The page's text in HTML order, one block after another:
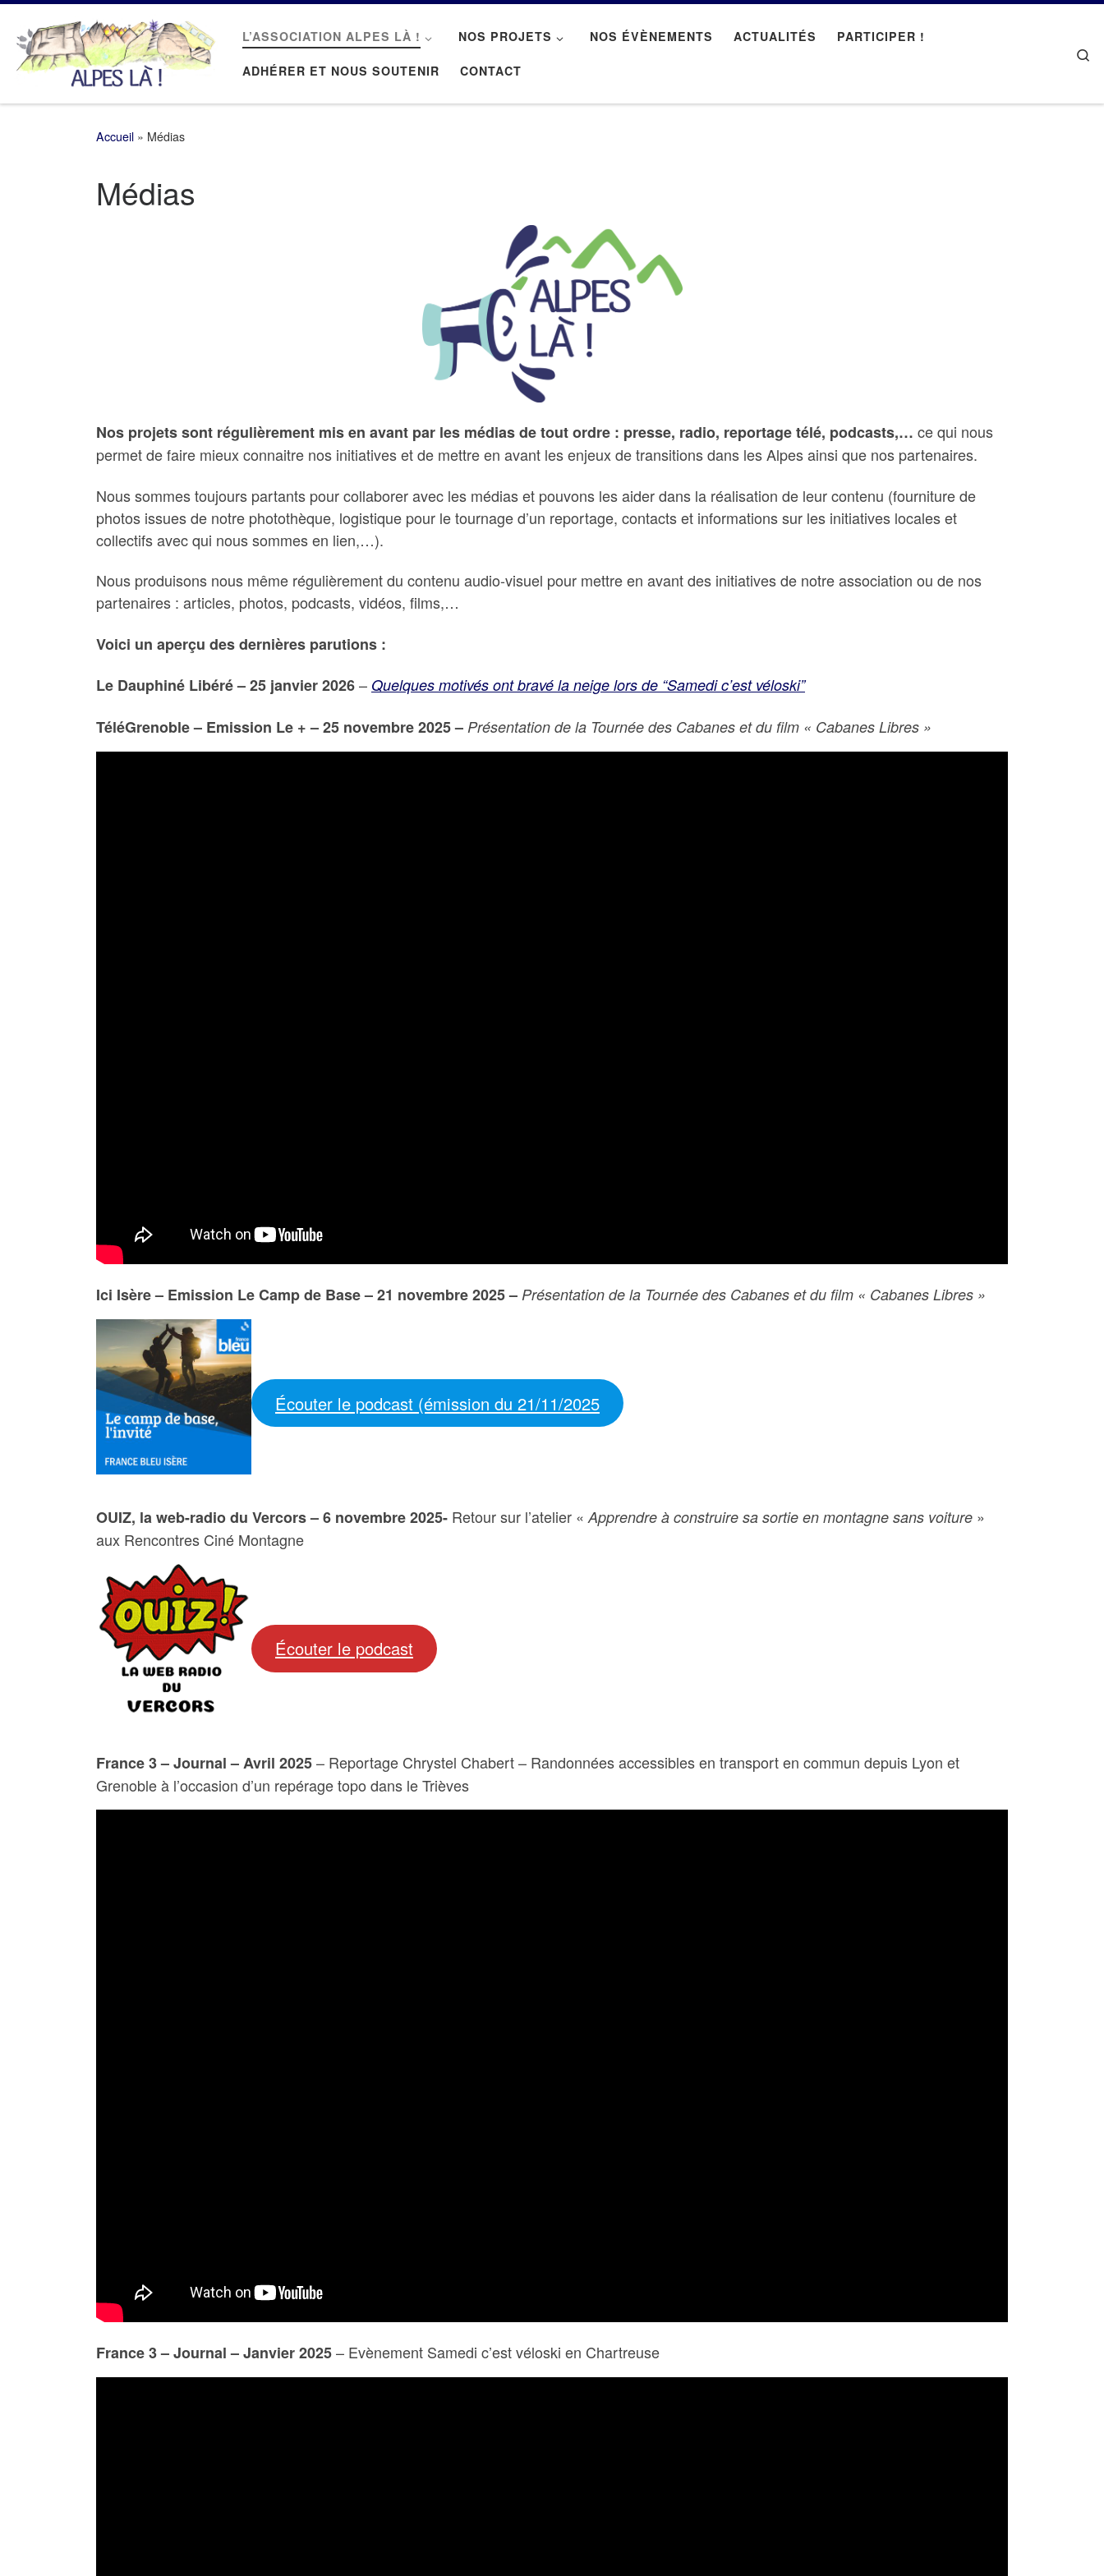
Passer au contenu
L’ASSOCIATION ALPES LÀ ! NOS PROJETS NOS ÉVÈNEMENTS ACTUALITÉS PARTICIPER !
ADHÉRER ET NOUS SOUTENIR CONTACT
Accueil » Médias
Médias
Nos projets sont régulièrement mis en avant par les médias de tout ordre : presse, radio, reportage télé, podcasts,… ce qui nous
permet de faire mieux connaitre nos initiatives et de mettre en avant les enjeux de transitions dans les Alpes ainsi que nos partenaires.
Nous sommes toujours partants pour collaborer avec les médias et pouvons les aider dans la réalisation de leur contenu (fourniture de
photos issues de notre photothèque, logistique pour le tournage d’un reportage, contacts et informations sur les initiatives locales et
collectifs avec qui nous sommes en lien,…).
Nous produisons nous même régulièrement du contenu audio-visuel pour mettre en avant des initiatives de notre association ou de nos
partenaires : articles, photos, podcasts, vidéos, films,…
Voici un aperçu des dernières parutions :
Le Dauphiné Libéré – 25 janvier 2026– Quelques motivés ont bravé la neige lors de “Samedi c’est véloski”
TéléGrenoble – Emission Le + – 25 novembre 2025 – Présentation de la Tournée des Cabanes et du film « Cabanes Libres »
Ici Isère – Emission Le Camp de Base – 21 novembre 2025 – Présentation de la Tournée des Cabanes et du film « Cabanes Libres »
Écouter le podcast (émission du 21/11/2025
OUIZ, la web-radio du Vercors – 6 novembre 2025- Retour sur l’atelier «Apprendre à construire sa sortie en montagne sans voiture »
aux Rencontres Ciné Montagne
Écouter le podcast
France 3 – Journal – Avril 2025– Reportage Chrystel Chabert – Randonnées accessibles en transport en commun depuis Lyon et
Grenoble à l’occasion d’un repérage topo dans le Trièves
France 3 – Journal – Janvier 2025– Evènement Samedi c’est véloski en Chartreuse